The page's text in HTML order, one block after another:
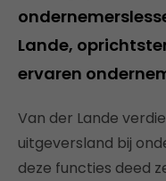
Lande,
ervaren
Van der Lande
uitgeversland bij
deze functies deed